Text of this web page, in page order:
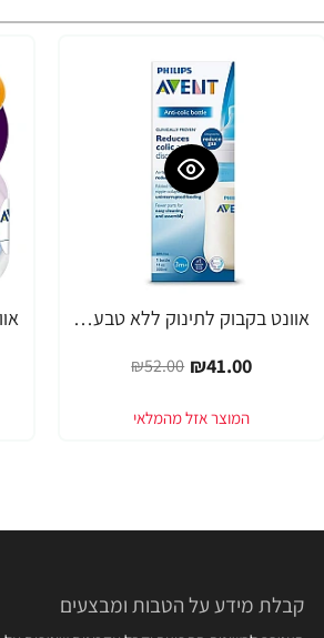
-21%
אוונט בקבוק לתינוק ללא טבעת 330 מ"ל (3 חודש+) 1 יחידה - מבית Philips Avent
₪41.00
₪52.00
-20%
קבלת מידע על הטבות ומבצעים